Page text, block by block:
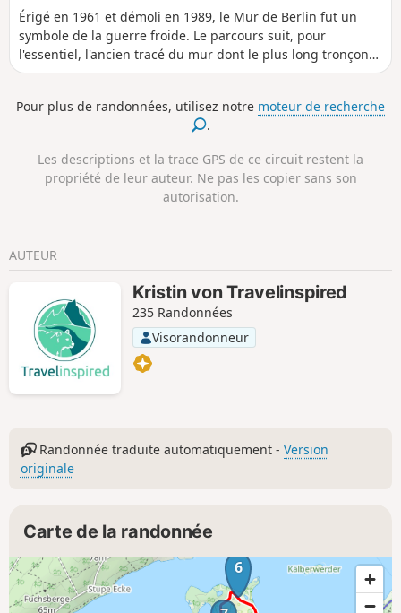
Érigé en 1961 et démoli en 1989, le Mur de Berlin fut un
symbole de la guerre froide. Le parcours suit, pour
l'essentiel, l'ancien tracé du mur dont le plus long tronçon
resté en place et aujourd'hui décoré de peintures de divers
Pour plus de randonnées, utilisez notre moteur de recherche
.
Les descriptions et la trace GPS de ce circuit restent la
propriété de leur auteur. Ne pas les copier sans son
autorisation.
AUTEUR
Kristin von Travelinspired
235 Randonnées
Visorandonneur
Randonnée traduite automatiquement -Version
originale
Carte de la randonnée
6